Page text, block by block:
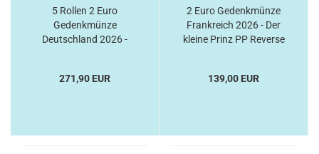
5 Rollen 2 Euro
Gedenkmünze
Deutschland 2026 -
271,90 EUR
2 Euro Gedenkmünze
Frankreich 2026 - Der
kleine Prinz PP Reverse
139,00 EUR